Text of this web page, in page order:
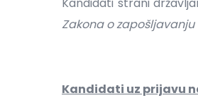
Zakona o
Kandidati uz prijavu